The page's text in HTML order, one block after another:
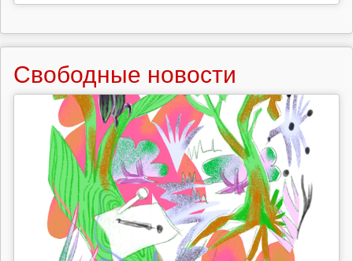
Свободные новости